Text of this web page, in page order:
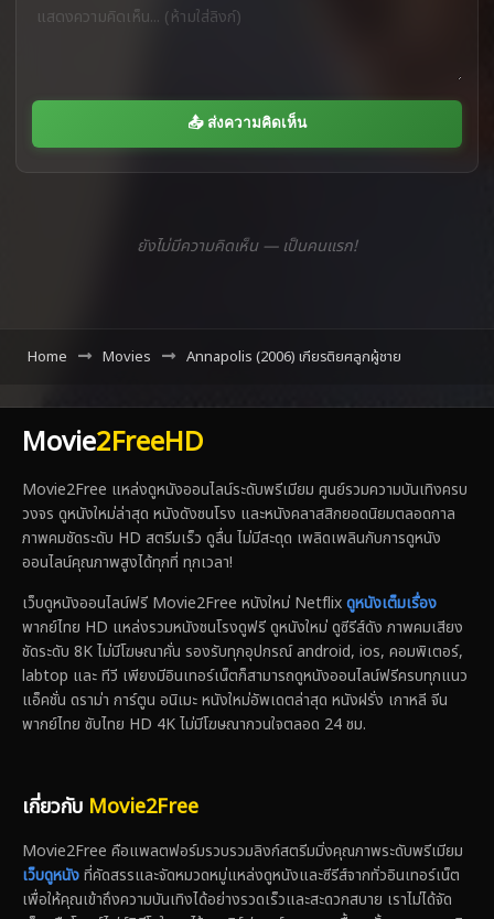
📤 ส่งความคิดเห็น
ยังไม่มีความคิดเห็น — เป็นคนแรก!
Home Movies Annapolis (2006) เกียรติยศลูกผู้ชาย
Movie2FreeHD
Movie2Free แหล่งดูหนังออนไลน์ระดับพรีเมียม ศูนย์รวมความบันเทิงครบ
วงจร ดูหนังใหม่ล่าสุด หนังดังชนโรง และหนังคลาสสิกยอดนิยมตลอดกาล
ภาพคมชัดระดับ HD สตรีมเร็ว ดูลื่น ไม่มีสะดุด เพลิดเพลินกับการดูหนัง
ออนไลน์คุณภาพสูงได้ทุกที่ ทุกเวลา!
เว็บดูหนังออนไลน์ฟรี Movie2Free หนังใหม่ Netflixดูหนังเต็มเรื่อง
พากย์ไทย HD แหล่งรวมหนังชนโรงดูฟรี ดูหนังใหม่ ดูซีรีส์ดัง ภาพคมเสียง
ชัดระดับ 8K ไม่มีโฆษณาคั่น รองรับทุกอุปกรณ์ android, ios, คอมพิเตอร์,
labtop และ ทีวี เพียงมีอินเทอร์เน็ตก็สามารถดูหนังออนไลน์ฟรีครบทุกแนว
แอ็คชั่น ดราม่า การ์ตูน อนิเมะ หนังใหม่อัพเดตล่าสุด หนังฝรั่ง เกาหลี จีน
พากย์ไทย ซับไทย HD 4K ไม่มีโฆษณากวนใจตลอด 24 ชม.
เกี่ยวกับ Movie2Free
Movie2Free คือแพลตฟอร์มรวบรวมลิงก์สตรีมมิ่งคุณภาพระดับพรีเมียม
เว็บดูหนังที่คัดสรรและจัดหมวดหมู่แหล่งดูหนังและซีรีส์จากทั่วอินเทอร์เน็ต
เพื่อให้คุณเข้าถึงความบันเทิงได้อย่างรวดเร็วและสะดวกสบาย เราไม่ได้จัด